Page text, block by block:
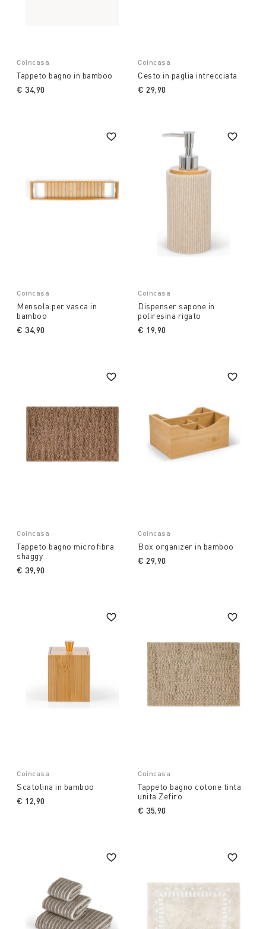
Coincasa
Tappeto bagno in bamboo
€ 34,90
Coincasa
Cesto in paglia intrecciata
€ 29,90
Coincasa
Mensola per vasca in
bamboo
€ 34,90
Coincasa
Dispenser sapone in
poliresina rigato
€ 19,90
Coincasa
Tappeto bagno microfibra
shaggy
€ 39,90
Coincasa
Box organizer in bamboo
€ 29,90
Coincasa
Scatolina in bamboo
€ 12,90
Coincasa
Tappeto bagno cotone tinta
unita Zefiro
€ 35,90